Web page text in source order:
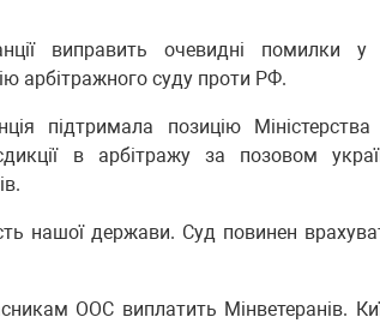
виправить очевидні помилки у
арбітражного суду проти РФ.
підтримала позицію Міністерства
в арбітражу за позовом
нашої держави. Суд повинен
ООС виплатить Мінветеранів.